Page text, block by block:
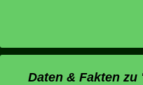
Daten & Fakten